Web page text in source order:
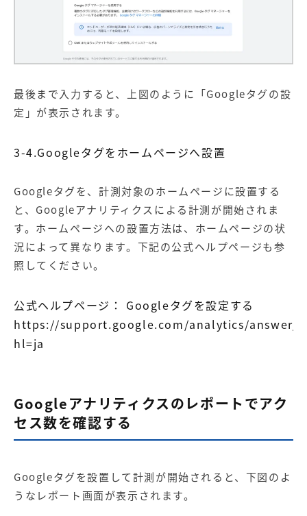
最後まで入力すると、上図のように「Googleタグの設
定」が表示されます。
3-4.Googleタグをホームページへ設置
Googleタグを、計測対象のホームページに設置する
と、Googleアナリティクスによる計測が開始されま
す。ホームページへの設置方法は、ホームページの状
況によって異なります。下記の公式ヘルプページも参
照してください。
公式ヘルプページ： Googleタグを設定する
https://support.google.com/analytics/answer/
hl=ja
Googleアナリティクスのレポートでアク
セス数を確認する
Googleタグを設置して計測が開始されると、下図のよ
うなレポート画面が表示されます。